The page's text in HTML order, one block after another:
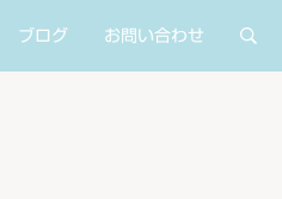
ブログ お問い合わせ